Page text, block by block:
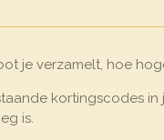
je verzamelt, hoe
kortingscodes
is.